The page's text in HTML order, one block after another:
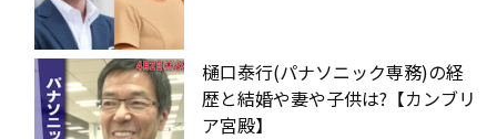
樋口泰行(パナソニック専務)の経
歴と結婚や妻や子供は?【カンブリ
ア宮殿】